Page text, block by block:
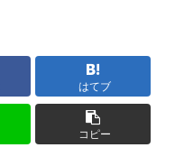
はてブ
コピー